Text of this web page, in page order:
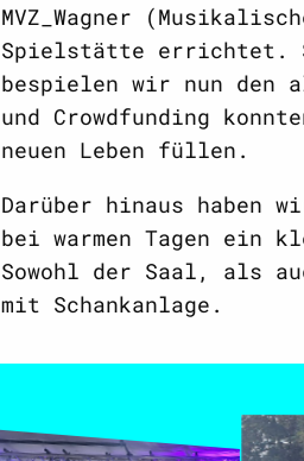
MVZ_Wagner
Spielstätte errichtet.
bespielen wir nun den
und Crowdfunding
neuen Leben füllen.
Darüber hinaus haben
bei warmen Tagen ein
Sowohl der Saal, als
mit Schankanlage.